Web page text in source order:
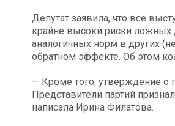
Депутат заявила, что все
крайне высоки риски ложных
аналогичных норм в других
обратном эффекте. Об этом
— Кроме того, утверждение о
Представители партий
написала Ирина Филатова.